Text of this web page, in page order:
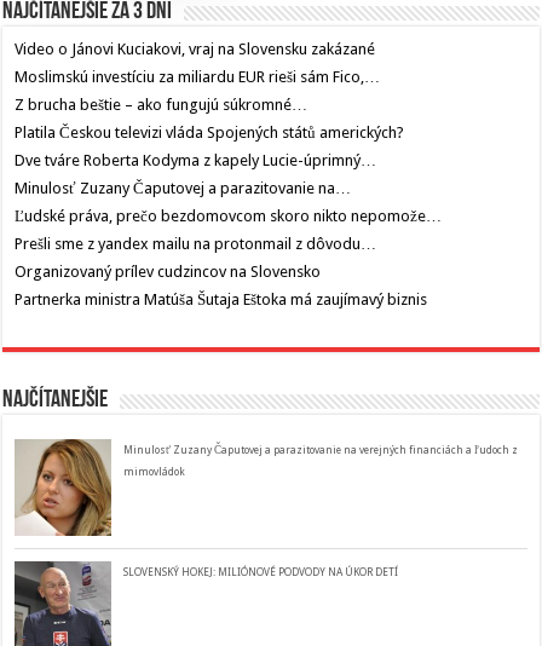
Najčítanejšie za 3 dni
Video o Jánovi Kuciakovi, vraj na Slovensku zakázané
Moslimskú investíciu za miliardu EUR rieši sám Fico,…
Z brucha beštie – ako fungujú súkromné…
Platila Českou televizi vláda Spojených států amerických?
Dve tváre Roberta Kodyma z kapely Lucie-úprimný…
Minulosť Zuzany Čaputovej a parazitovanie na…
Ľudské práva, prečo bezdomovcom skoro nikto nepomože…
Prešli sme z yandex mailu na protonmail z dôvodu…
Organizovaný prílev cudzincov na Slovensko
Partnerka ministra Matúša Šutaja Eštoka má zaujímavý biznis
Najčítanejšie
Minulosť Zuzany Čaputovej a parazitovanie na verejných financiách a ľudoch z
mimovládok
SLOVENSKÝ HOKEJ: MILIÓNOVÉ PODVODY NA ÚKOR DETÍ